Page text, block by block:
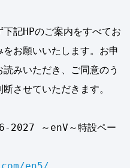
記HPのご案内をすべてお
お願いいたします。お申
みいただき、ご同意のう
させていただきます。
～enV～特設ペー